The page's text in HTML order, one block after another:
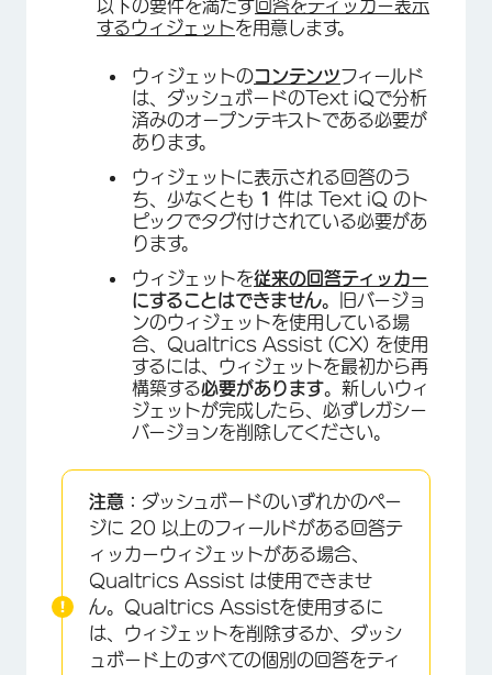
以下の要件を満たす 回答をティッカー表示
するウィジェットを用意します。
ウィジェットのコンテンツフィールド
は、ダッシュボードのText iQで分析
済みのオープンテキストである必要が
あります。
ウィジェットに表示される回答のう
ち、少なくとも 1
件は Text iQ のト
ピックでタグ付けされている必要があ
ります。
ウィジェットを従来の回答ティッカー
にすることはできません。
旧バージョ
ンのウィジェットを使用している場
合、Qualtrics Assist (CX) を使用
するには、ウィジェットを最初から再
構築する必要があります。新しいウィ
ジェットが完成したら、必ずレガシー
バージョンを削除してください。
注意： ダッシュボードのいずれかのペー
ジに 20 以上のフィールドがある回答テ
ィッカーウィジェットがある場合、
Qualtrics Assist は使用できませ
ん。Qualtrics Assistを使用するに
は、ウィジェットを削除するか、ダッシ
ュボード上のすべての個別の回答をティ